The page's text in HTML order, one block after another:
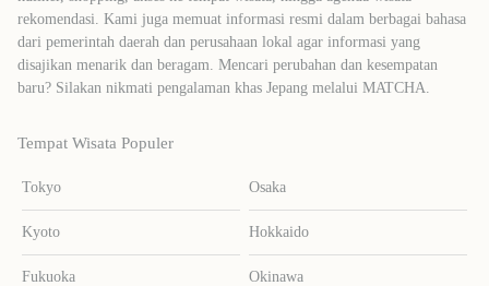
rekomendasi. Kami juga memuat informasi resmi dalam berbagai bahasa
dari pemerintah daerah dan perusahaan lokal agar informasi yang
disajikan menarik dan beragam. Mencari perubahan dan kesempatan
baru? Silakan nikmati pengalaman khas Jepang melalui MATCHA.
Tempat Wisata Populer
Tokyo Osaka
Kyoto Hokkaido
Fukuoka Okinawa